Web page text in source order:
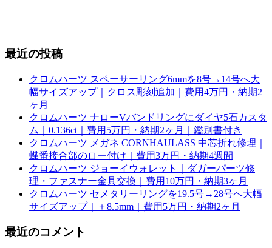
最近の投稿
クロムハーツ スペーサーリング6mmを8号→14号へ大
幅サイズアップ｜クロス彫刻追加｜費用4万円・納期2
ヶ月
クロムハーツ ナローVバンドリングにダイヤ5石カスタ
ム｜0.136ct｜費用5万円・納期2ヶ月｜鑑別書付き
クロムハーツ メガネ CORNHAULASS 中芯折れ修理｜
蝶番接合部のロー付け｜費用3万円・納期4週間
クロムハーツ ジョーイウォレット｜ダガーパーツ修
理・ファスナー金具交換｜費用10万円・納期3ヶ月
クロムハーツ セメタリーリングを19.5号→28号へ大幅
サイズアップ｜＋8.5mm｜費用5万円・納期2ヶ月
最近のコメント